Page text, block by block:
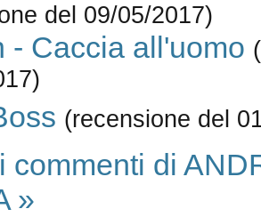
del 09/05/2017)
- Caccia all'uomo
(recensione del
commenti di
»